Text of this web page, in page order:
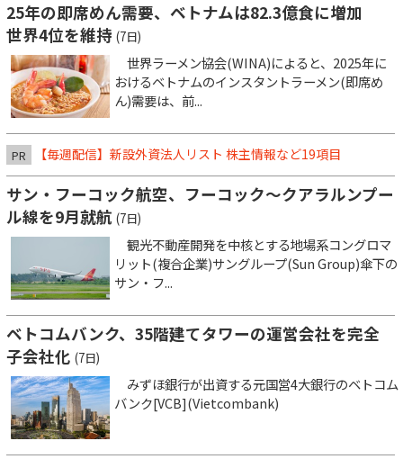
25年の即席めん需要、ベトナムは82.3億食に増加
世界4位を維持 (7日)
世界ラーメン協会(WINA)によると、2025年に
おけるベトナムのインスタントラーメン(即席め
ん)需要は、前...
PR 【毎週配信】新設外資法人リスト 株主情報など19項目
サン・フーコック航空、フーコック～クアラルンプー
ル線を9月就航 (7日)
観光不動産開発を中核とする地場系コングロマ
リット(複合企業)サングループ(Sun Group)傘下の
サン・フ...
ベトコムバンク、35階建てタワーの運営会社を完全
子会社化 (7日)
みずほ銀行が出資する元国営4大銀行のベトコム
バンク[VCB](Vietcombank)